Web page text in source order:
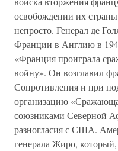
освобождении их
непросто. Генерал де
Франции в Англию в
«Франция проиграла
войну». Он возглавил
Сопротивления и при
организацию
союзниками Северной
разногласия с США.
генерала Жиро,